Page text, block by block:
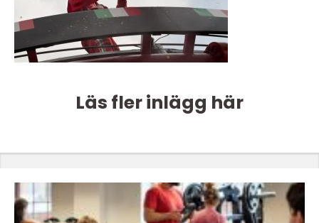
Läs fler inlägg här